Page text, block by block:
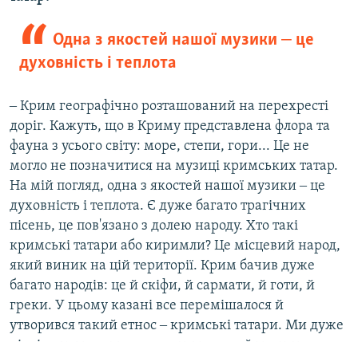
Одна з якостей нашої музики ‒ це
духовність і теплота
‒ Крим географічно розташований на перехресті
доріг. Кажуть, що в Криму представлена флора та
фауна з усього світу: море, степи, гори... Це не
могло не позначитися на музиці кримських татар.
На мій погляд, одна з якостей нашої музики ‒ це
духовність і теплота. Є дуже багато трагічних
пісень, це пов'язано з долею народу. Хто такі
кримські татари або киримли? Це місцевий народ,
який виник на цій території. Крим бачив дуже
багато народів: це й скіфи, й сармати, й готи, й
греки. У цьому казані все перемішалося й
утворився такий етнос ‒ кримські татари. Ми дуже